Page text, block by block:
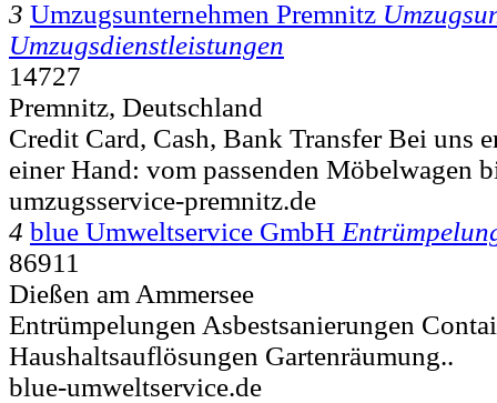
3 Umzugsunternehmen Premnitz
Umzugsdienstleistungen
14727
Premnitz, Deutschland
Credit Card, Cash, Bank Transfer Bei uns
einer Hand: vom passenden Möbelwagen
umzugsservice-premnitz.de
4 blue Umweltservice GmbH
86911
Dießen am Ammersee
Entrümpelungen Asbestsanierungen
Haushaltsauflösungen Gartenräumung..
blue-umweltservice.de